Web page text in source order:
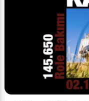
Şelaleler -
Balıklı Yaylası -
Ahmet Bozdemir